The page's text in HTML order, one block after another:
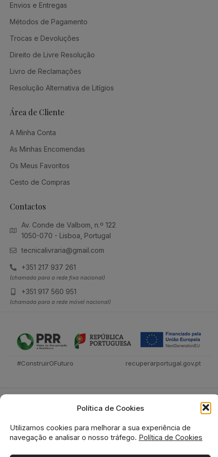
Política de Cookies
Utilizamos cookies para melhorar a sua experiência de
navegação e analisar o nosso tráfego. Política de Cookies
Envios e Entregas
Métodos de Pagamento
Trocas e Devoluções
Direito de Livre Resolução
Livro de Reclamações
Resolução Alternativa de Litígios
Área de Cliente
A Minha Conta
As Minhas Encomendas
Os Meus Favoritos
Cesto de Compras
Contactos
Av. Conde de Valbom, n.º 122
1050-070 - Lisboa, Portugal
tecnicalivraria@gmail.com
+351 217 937 261
(chamada para a rede fixa nacional)
+351 917 560 951
(chamada para a rede móvel nacional)
#ConstruirOFuturo recuperarportugal.gov.pt
Tecnica Livraria © 2026